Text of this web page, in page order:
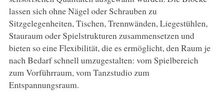
lassen sich ohne Nägel oder Schrauben zu
Sitzgelegenheiten, Tischen, Trennwänden, Liegestühlen,
Stauraum oder Spielstrukturen zusammensetzen und
bieten so eine Flexibilität, die es ermöglicht, den Raum je
nach Bedarf schnell umzugestalten: vom Spielbereich
zum Vorführraum, vom Tanzstudio zum
Entspannungsraum.